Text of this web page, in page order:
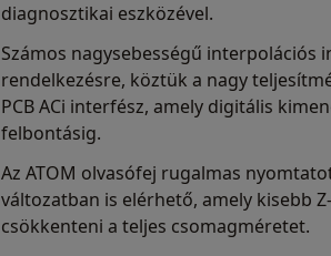
diagnosztikai eszközével.
Számos nagysebességű interpolációs
rendelkezésre, köztük a nagy
PCB ACi interfész, amely digitális
felbontásig.
Az ATOM olvasófej rugalmas
változatban is elérhető, amely kisebb
csökkenteni a teljes csomagméretet.